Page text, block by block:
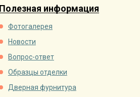
Полезная информация
Фотогалерея
Новости
Вопрос-ответ
Образцы отделки
Дверная фурнитура